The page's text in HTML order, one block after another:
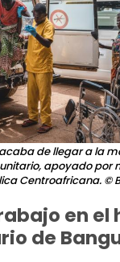
de llegar a la
apoyado por
Centroafricana. ©
en el
de